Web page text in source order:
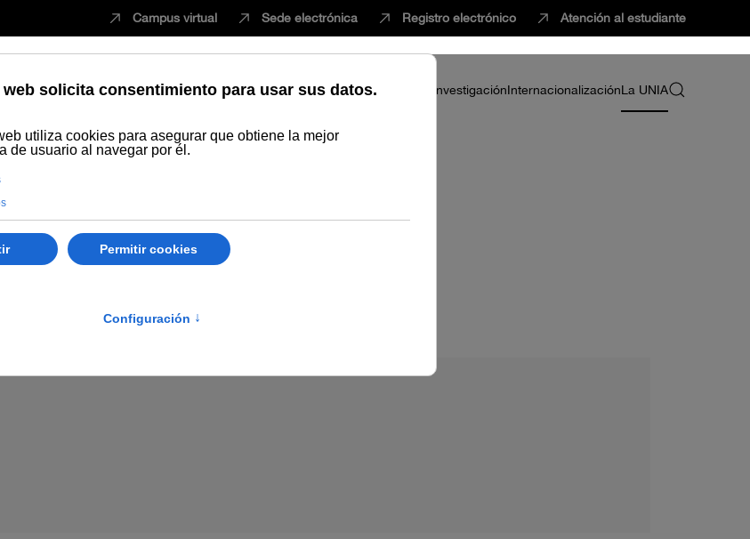
Campus virtual Sede electrónica Registro electrónico Atención al estudiante
EstudiarInnovaciónVida universitariaProfesorado InvestigaciónInternacionalizaciónLa UNIA